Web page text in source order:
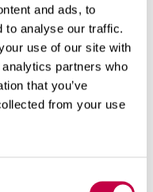
and ads, to
to analyse our traffic.
use of our site with
partners who
that you’ve
from your use
KUK­KA-